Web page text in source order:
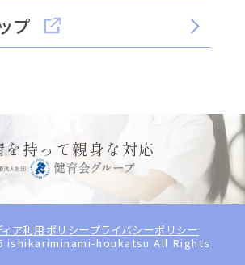
プ
を持って親身な対応
ア利用ポリシープライバシーポリシー
ishikariminami-houkatsu All Rights